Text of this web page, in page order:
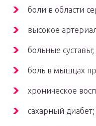
боли в области
высокое
больные суставы;
боль в мышцах
хроническое
сахарный диабет;